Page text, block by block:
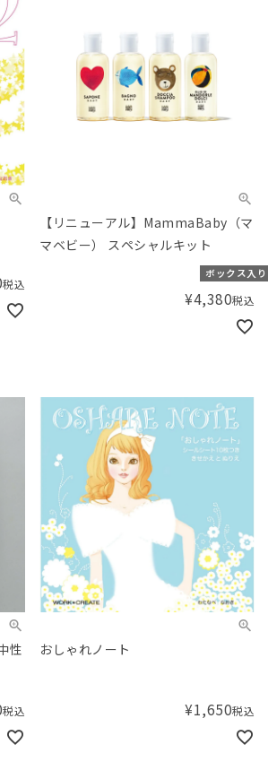
税込
【リニューアル】MammaBaby（マ
マベビー） スペシャルキット
ボックス入り
¥4,380税込
性
税込
おしゃれノート
¥1,650税込